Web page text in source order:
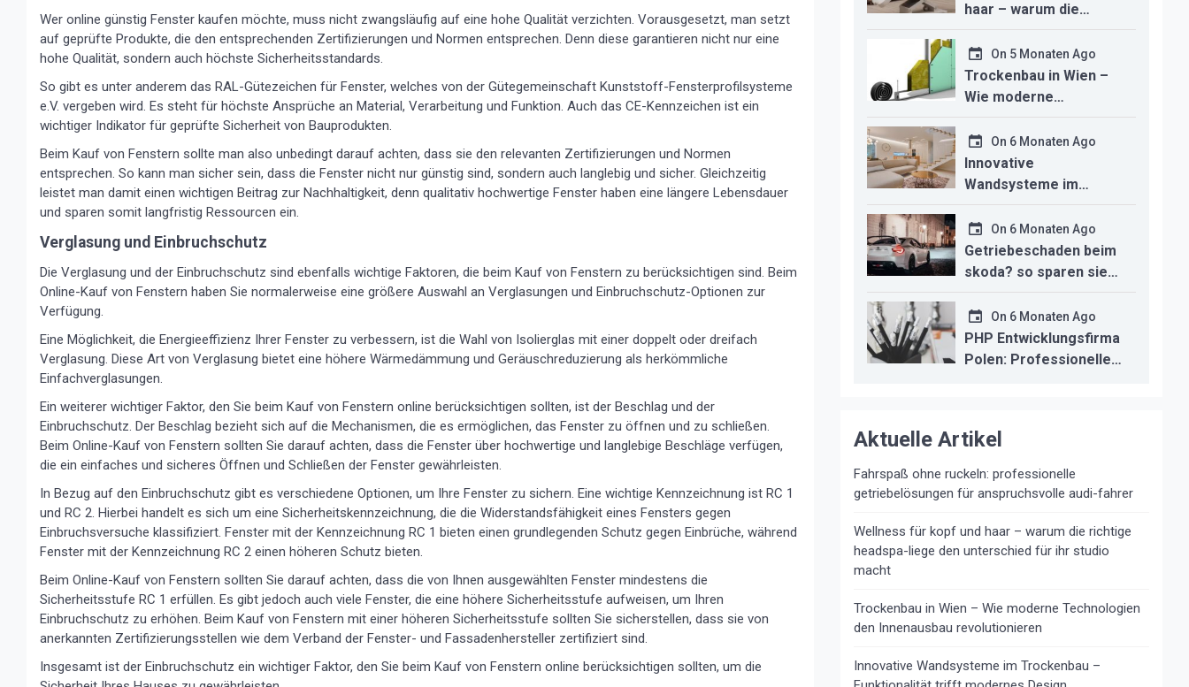
Wer online günstig Fenster kaufen möchte, muss nicht zwangsläufig auf eine hohe Qualität verzichten. Vorausgesetzt, man setzt
auf geprüfte Produkte, die den entsprechenden Zertifizierungen und Normen entsprechen. Denn diese garantieren nicht nur eine
hohe Qualität, sondern auch höchste Sicherheitsstandards.
So gibt es unter anderem das RAL-Gütezeichen für Fenster, welches von der Gütegemeinschaft Kunststoff-Fensterprofilsysteme
e.V. vergeben wird. Es steht für höchste Ansprüche an Material, Verarbeitung und Funktion. Auch das CE-Kennzeichen ist ein
wichtiger Indikator für geprüfte Sicherheit von Bauprodukten.
Beim Kauf von Fenstern sollte man also unbedingt darauf achten, dass sie den relevanten Zertifizierungen und Normen
entsprechen. So kann man sicher sein, dass die Fenster nicht nur günstig sind, sondern auch langlebig und sicher. Gleichzeitig
leistet man damit einen wichtigen Beitrag zur Nachhaltigkeit, denn qualitativ hochwertige Fenster haben eine längere Lebensdauer
und sparen somit langfristig Ressourcen ein.
Verglasung und Einbruchschutz
Die Verglasung und der Einbruchschutz sind ebenfalls wichtige Faktoren, die beim Kauf von Fenstern zu berücksichtigen sind. Beim
Online-Kauf von Fenstern haben Sie normalerweise eine größere Auswahl an Verglasungen und Einbruchschutz-Optionen zur
Verfügung.
Eine Möglichkeit, die Energieeffizienz Ihrer Fenster zu verbessern, ist die Wahl von Isolierglas mit einer doppelt oder dreifach
Verglasung. Diese Art von Verglasung bietet eine höhere Wärmedämmung und Geräuschreduzierung als herkömmliche
Einfachverglasungen.
Ein weiterer wichtiger Faktor, den Sie beim Kauf von Fenstern online berücksichtigen sollten, ist der Beschlag und der
Einbruchschutz. Der Beschlag bezieht sich auf die Mechanismen, die es ermöglichen, das Fenster zu öffnen und zu schließen.
Beim Online-Kauf von Fenstern sollten Sie darauf achten, dass die Fenster über hochwertige und langlebige Beschläge verfügen,
die ein einfaches und sicheres Öffnen und Schließen der Fenster gewährleisten.
In Bezug auf den Einbruchschutz gibt es verschiedene Optionen, um Ihre Fenster zu sichern. Eine wichtige Kennzeichnung ist RC 1
und RC 2. Hierbei handelt es sich um eine Sicherheitskennzeichnung, die die Widerstandsfähigkeit eines Fensters gegen
Einbruchsversuche klassifiziert. Fenster mit der Kennzeichnung RC 1 bieten einen grundlegenden Schutz gegen Einbrüche, während
Fenster mit der Kennzeichnung RC 2 einen höheren Schutz bieten.
Beim Online-Kauf von Fenstern sollten Sie darauf achten, dass die von Ihnen ausgewählten Fenster mindestens die
Sicherheitsstufe RC 1 erfüllen. Es gibt jedoch auch viele Fenster, die eine höhere Sicherheitsstufe aufweisen, um Ihren
Einbruchschutz zu erhöhen. Beim Kauf von Fenstern mit einer höheren Sicherheitsstufe sollten Sie sicherstellen, dass sie von
anerkannten Zertifizierungsstellen wie dem Verband der Fenster- und Fassadenhersteller zertifiziert sind.
Insgesamt ist der Einbruchschutz ein wichtiger Faktor, den Sie beim Kauf von Fenstern online berücksichtigen sollten, um die
haar – warum die
richtige headspa-liege
den unterschied für ihr
studio macht
On 5 Monaten Ago
Trockenbau in Wien –
Wie moderne
Technologien den
Innenausbau
revolutionieren
On 6 Monaten Ago
Innovative
Wandsysteme im
Trockenbau –
Funktionalität trifft
modernes Design
On 6 Monaten Ago
Getriebeschaden beim
skoda? so sparen sie
kosten durch
professionelle
instandsetzung
On 6 Monaten Ago
PHP Entwicklungsfirma
Polen: Professionelle
Aktuelle Artikel
Fahrspaß ohne ruckeln: professionelle
getriebelösungen für anspruchsvolle audi-fahrer
Wellness für kopf und haar – warum die richtige
headspa-liege den unterschied für ihr studio
macht
Trockenbau in Wien – Wie moderne Technologien
den Innenausbau revolutionieren
Innovative Wandsysteme im Trockenbau –